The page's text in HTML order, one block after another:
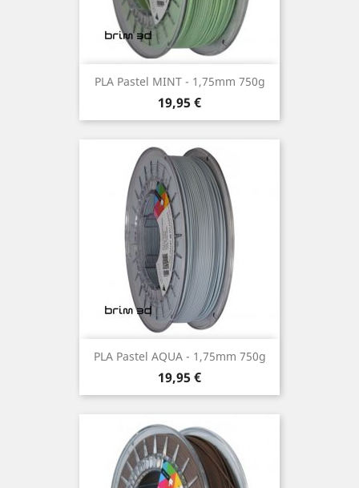
PLA Pastel MINT - 1,75mm 750g
Preço
19,95 €
PLA Pastel AQUA - 1,75mm 750g
Preço
19,95 €